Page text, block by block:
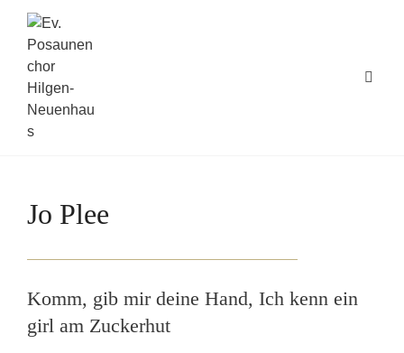
Jo Plee
Komm, gib mir deine Hand, Ich kenn ein
girl am Zuckerhut